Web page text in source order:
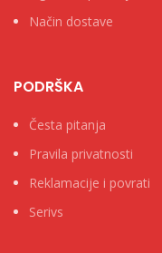
Način dostave
PODRŠKA
Česta pitanja
Pravila privatnosti
Reklamacije i povrati
Serivs